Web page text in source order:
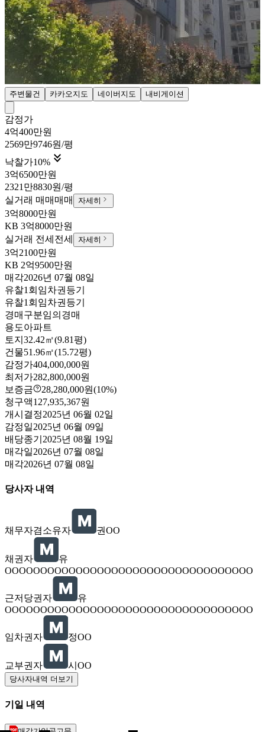
주변물건 카카오지도 네이버지도 내비게이션
감정가
4억400만원
2569만9746원/평
낙찰가10% 
3억6500만원
2321만8830원/평
실거래 매매 매매 자세히
3억8000만원
KB 3억8000만원
실거래 전세 전세 자세히
3억2100만원
KB 2억9500만원
매각2026년 07월 08일
유찰1회 임차권등기
유찰1회 임차권등기
경매구분임의경매
용도아파트
토지 32.42㎡(9.81평)
건물51.96㎡(15.72평)
감정가404,000,000원
최저가282,800,000원
보증금
28,280,000원(10%)
청구액127,935,367원
개시결정2025년 06월 02일
감정일2025년 06월 09일
배당종기 2025년 08월 19일
매각일2026년 07월 08일
매각2026년 07월 08일
당사자 내역
채무자겸소유자 권OO
채권자
유
OOOOOOOOOOOOOOOOOOOOOOOOOOOOOOOOOOO
근저당권자
유
OOOOOOOOOOOOOOOOOOOOOOOOOOOOOOOOOOO
임차권자 정OO
교부권자 시OO
당사자내역 더보기
기일 내역